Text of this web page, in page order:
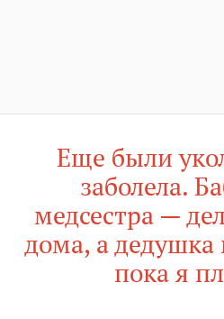
Еще были
заболела.
медсестра —
дома, а
пока я